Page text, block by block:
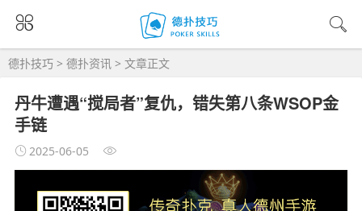
德扑技巧 > 德扑资讯 > 文章正文
丹牛遭遇“搅局者”复仇，错失第八条WSOP金
手链
2025-06-05